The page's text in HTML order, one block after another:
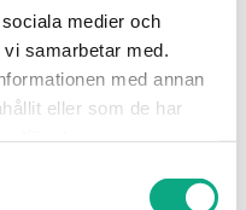
medier och
samarbetar med.
med annan
eller som de har
domäner: